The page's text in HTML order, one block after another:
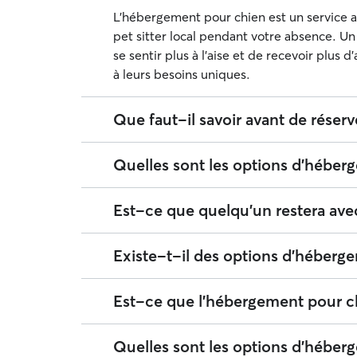
L'hébergement pour chien est un service
pet sitter local pendant votre absence.
se sentir plus à l'aise et de recevoir plus
à leurs besoins uniques.
Que faut-il savoir avant de
pet sitter en qui vous avez confiance et
son nouvel environnement. Consultez
conseils sur les affaires à emporter et la
Quelles sont les options
Rencontre avant la réservation. Envoyez
souhaitent organiser une rencontre pour
vérifier si l'environnement est adapté.
animal domestique en toute sérénité.
Est-ce que quelqu'un restera
peuvent s'avérer parfaits pour les chiots,
chiens qui sont angoissés en l'absence
indiqué : mentionnez que vous souhaitez
Existe-t-il des options
pour offrir aux chiens une expérience
chiens de monter sur les lits, des
de confort à chaque chien. Comparé aux
Est-ce que l'hébergement pour
leurs services d'hébergement. Vous
Quelles sont les options